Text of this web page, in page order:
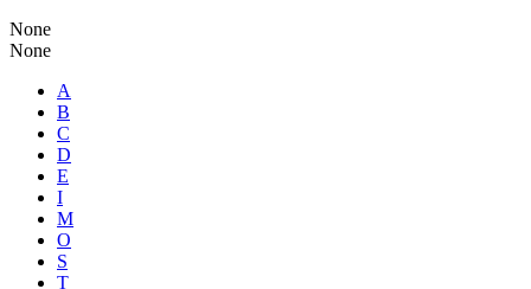
None
None
A
B
C
D
E
I
M
O
S
T